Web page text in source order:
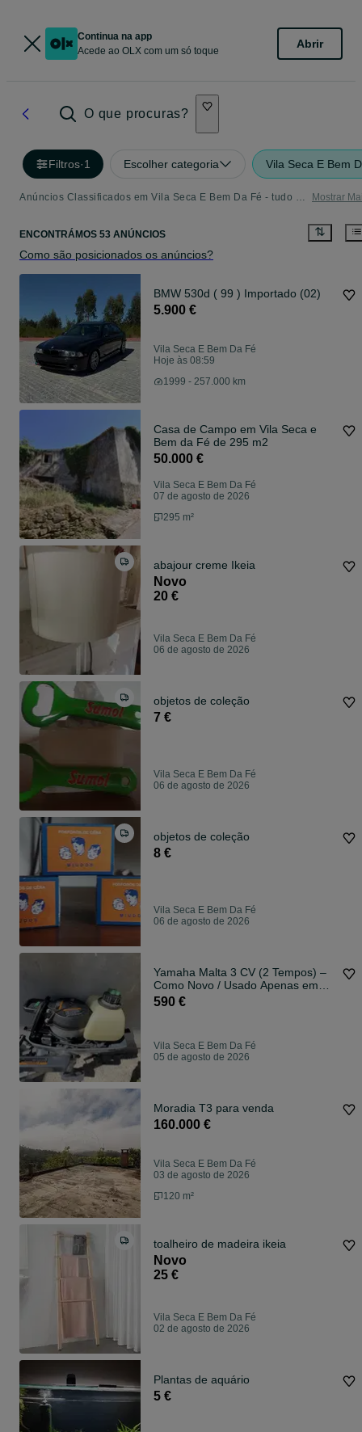
Continua na app
Acede ao OLX com um só toque
Abrir
O que procuras?
Filtros·1 Escolher categoria Vila Seca E Bem
Anúncios Classificados em Vila Seca E Bem Da Fé - tudo o que precisa Mostrar
ENCONTRÁMOS 53 ANÚNCIOS
Como são posicionados os anúncios?
BMW 530d ( 99 ) Importado (02)
5.900 €
Vila Seca E Bem Da Fé
Hoje às 08:59
1999 - 257.000 km
Casa de Campo em Vila Seca e
Bem da Fé de 295 m2
50.000 €
Vila Seca E Bem Da Fé
07 de agosto de 2026
295 m²
abajour creme Ikeia
Novo
20 €
Vila Seca E Bem Da Fé
06 de agosto de 2026
objetos de coleção
7 €
Vila Seca E Bem Da Fé
06 de agosto de 2026
objetos de coleção
8 €
Vila Seca E Bem Da Fé
06 de agosto de 2026
Yamaha Malta 3 CV (2 Tempos) –
Como Novo / Usado Apenas em
Água Doce
590 €
Vila Seca E Bem Da Fé
05 de agosto de 2026
Moradia T3 para venda
160.000 €
Vila Seca E Bem Da Fé
03 de agosto de 2026
120 m²
toalheiro de madeira ikeia
Novo
25 €
Vila Seca E Bem Da Fé
02 de agosto de 2026
Plantas de aquário
5 €